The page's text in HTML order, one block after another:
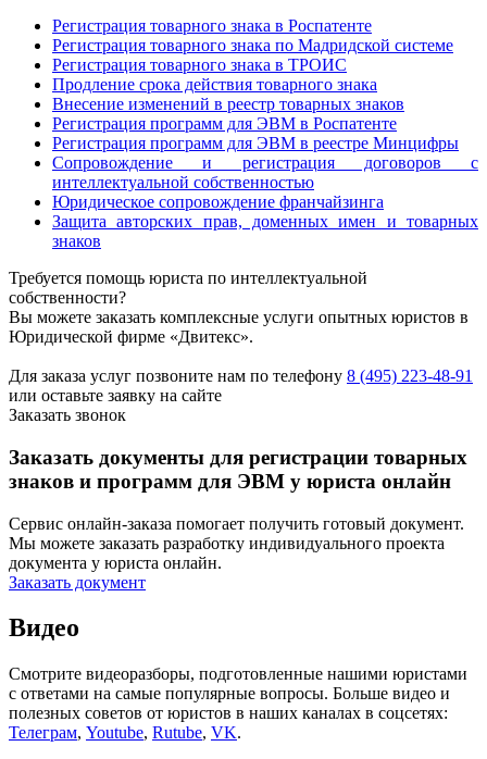
Регистрация товарного знака в Роспатенте
Регистрация товарного знака по Мадридской системе
Регистрация товарного знака в ТРОИС
Продление срока действия товарного знака
Внесение изменений в реестр товарных знаков
Регистрация программ для ЭВМ в Роспатенте
Регистрация программ для ЭВМ в реестре Минцифры
Сопровождение и регистрация договоров с
интеллектуальной собственностью
Юридическое сопровождение франчайзинга
Защита авторских прав, доменных имен и товарных
знаков
Требуется помощь юриста по интеллектуальной
собственности?
Вы можете заказать комплексные услуги опытных юристов в
Юридической фирме «Двитекс».
Для заказа услуг позвоните нам по телефону 8 (495) 223-48-91
или оставьте заявку на сайте
Заказать звонок
Заказать документы для регистрации товарных
знаков и программ для ЭВМ у юриста онлайн
Сервис онлайн-заказа помогает получить готовый документ.
Мы можете заказать разработку индивидуального проекта
документа у юриста онлайн.
Заказать документ
Видео
Смотрите видеоразборы, подготовленные нашими юристами
с ответами на самые популярные вопросы. Больше видео и
полезных советов от юристов в наших каналах в соцсетях:
Телеграм, Youtube, Rutube, VK.